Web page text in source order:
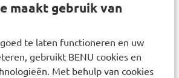
maakt gebruik van
te laten functioneren en uw
gebruikt BENU cookies en
Met behulp van cookies
voor Volwassenen
van water in het oor
en baden. Sanohra Water
te gebruiken en